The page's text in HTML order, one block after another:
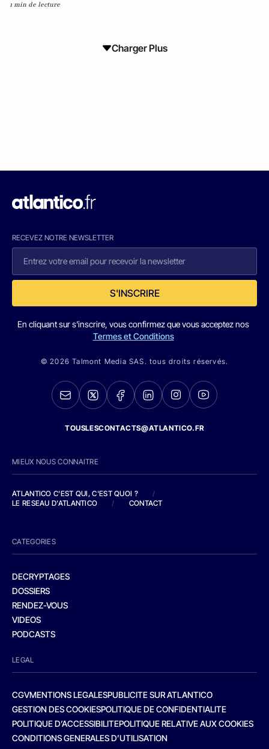
1 min de lecture
Charger Plus
RECEVEZ NOTRE NEWSLETTER
S'INSCRIRE
En cliquant sur s'inscrire, vous confirmez que vous acceptez nos
Termes et Conditions
© 2026 Talmont Media SAS. tous droits réservés.
TOUSLESCONTACTS@ATLANTICO.FR
MIEUX NOUS CONNAITRE
ATLANTICO C'EST QUI, C'EST QUOI ?
/
LE RESEAU D'ATLANTICO
/ CONTACT
CATEGORIES
DECRYPTAGES
DOSSIERS
RENDEZ-VOUS
VIDEOS
PODCASTS
LEGAL
CGVMENTIONS LEGALESPUBLICITE SUR ATLANTICO
GESTION DES COOKIESPOLITIQUE DE CONFIDENTIALITE
POLITIQUE D’ACCESSIBILITEPOLITIQUE RELATIVE AUX COOKIES
CONDITIONS GENERALES D’UTILISATION